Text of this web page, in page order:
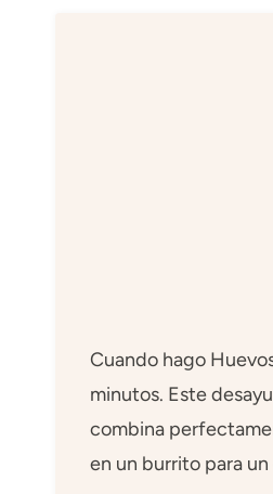
Cuando hago
minutos. Este
combina
en un burrito para